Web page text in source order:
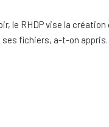
le RHDP vise la création
fichiers, a-t-on appris.